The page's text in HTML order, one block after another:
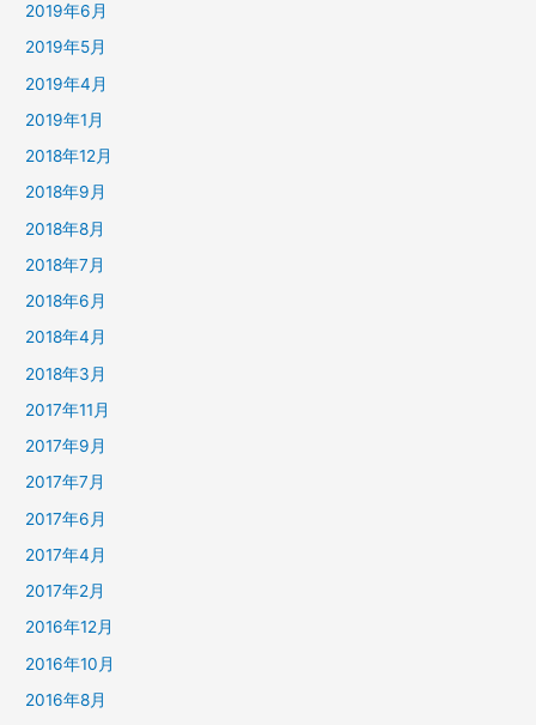
2019年6月
2019年5月
2019年4月
2019年1月
2018年12月
2018年9月
2018年8月
2018年7月
2018年6月
2018年4月
2018年3月
2017年11月
2017年9月
2017年7月
2017年6月
2017年4月
2017年2月
2016年12月
2016年10月
2016年8月